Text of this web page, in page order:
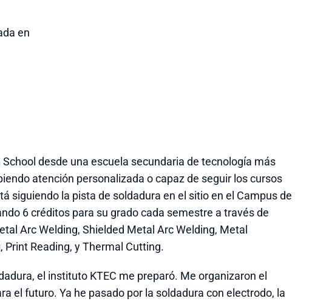
en
desde una escuela secundaria de tecnología más
atención personalizada o capaz de seguir los cursos
siguiendo la pista de soldadura en el sitio en el Campus de
6 créditos para su grado cada semestre a través de
Arc Welding, Shielded Metal Arc Welding, Metal
Print Reading, y Thermal Cutting.
el instituto KTEC me preparó. Me organizaron el
el futuro. Ya he pasado por la soldadura con electrodo, la